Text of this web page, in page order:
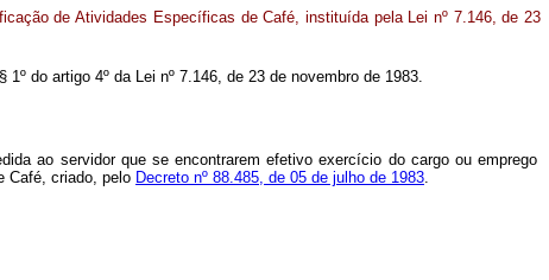
de Atividades Específicas de Café, instituída pela Lei nº 7.146, de 23
do artigo 4º da Lei nº 7.146, de 23 de novembro de 1983.
ao servidor que se encontrarem efetivo exercício do cargo ou emprego
Café, criado, pelo Decreto nº 88.485, de 05 de julho de 1983.